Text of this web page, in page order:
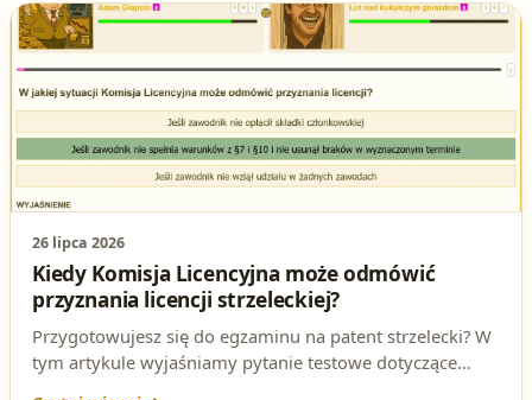
26 lipca 2026
Kiedy Komisja Licencyjna może odmówić
przyznania licencji strzeleckiej?
Przygotowujesz się do egzaminu na patent strzelecki? W
tym artykule wyjaśniamy pytanie testowe dotyczące